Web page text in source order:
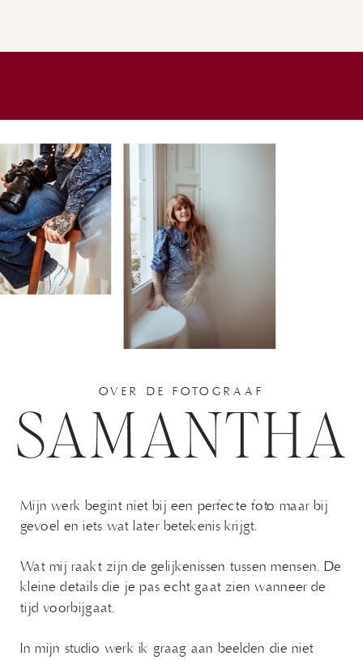
Mijn werk begint niet bij een perfecte foto maar bij
gevoel en iets wat later betekenis krijgt.
Wat mij raakt zijn de gelijkenissen tussen mensen. De
kleine details die je pas echt gaat zien wanneer de
tijd voorbijgaat.
In mijn studio werk ik graag aan beelden die niet
SAMANTHA
OVER DE FOTOGRAAF